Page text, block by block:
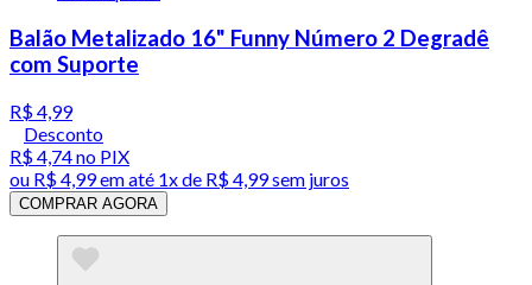
Balão Metalizado 16" Funny Número 2 Degradê
com Suporte
R$ 4,99
Desconto
R$ 4,74no PIX
ou R$ 4,99em até 1x de R$ 4,99sem juros
COMPRAR AGORA